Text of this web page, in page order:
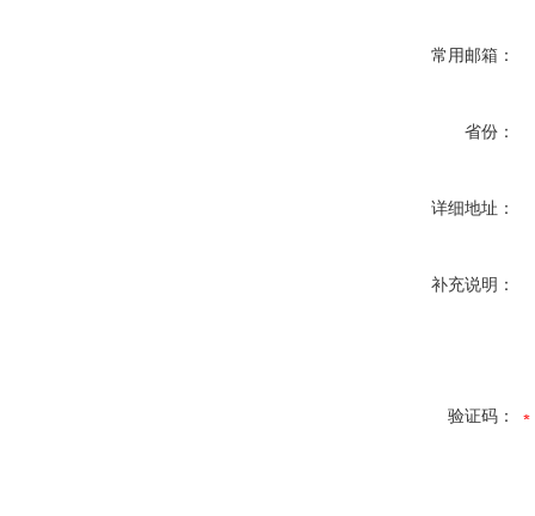
常用邮箱：
省份：
详细地址：
补充说明：
验证码：